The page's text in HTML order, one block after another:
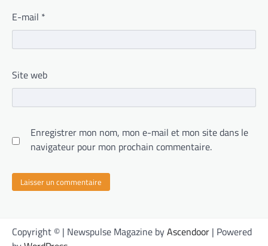
E-mail *
Site web
Enregistrer mon nom, mon e-mail et mon site dans le
navigateur pour mon prochain commentaire.
Copyright © | Newspulse Magazine byAscendoor | Powered